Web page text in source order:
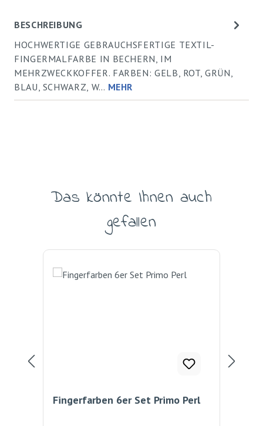
BESCHREIBUNG
HOCHWERTIGE GEBRAUCHSFERTIGE TEXTIL-
FINGERMALFARBE IN BECHERN, IM
MEHRZWECKKOFFER. FARBEN: GELB, ROT, GRÜN,
BLAU, SCHWARZ, W… MEHR
Produktgalerie überspringen
Das könnte Ihnen auch
gefallen
Fingerfarben 6er Set Primo Perl